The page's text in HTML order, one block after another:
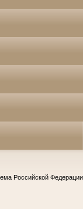
Российской